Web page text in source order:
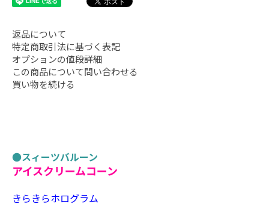
返品について
特定商取引法に基づく表記
オプションの値段詳細
この商品について問い合わせる
買い物を続ける
●スィーツバルーン
アイスクリームコーン
きらきらホログラム